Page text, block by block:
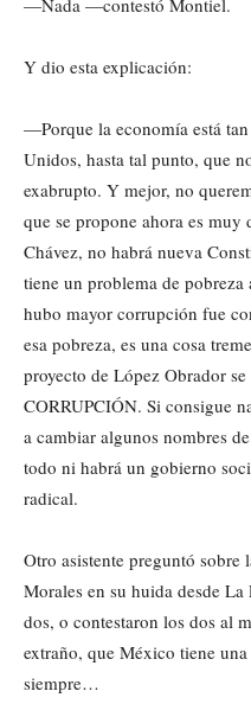
Y dio esta explicación:
—Porque la economía está
Unidos, hasta tal punto, que
exabrupto. Y mejor, no
que se propone ahora es muy
Chávez, no habrá nueva
tiene un problema de
hubo mayor corrupción fue
esa pobreza, es una cosa
proyecto de López Obrador
CORRUPCIÓN. Si consigue
a cambiar algunos nombres
todo ni habrá un gobierno
radical.
Otro asistente preguntó sobre
Morales en su huida desde
dos, o contestaron los dos al
extraño, que México tiene
siempre…